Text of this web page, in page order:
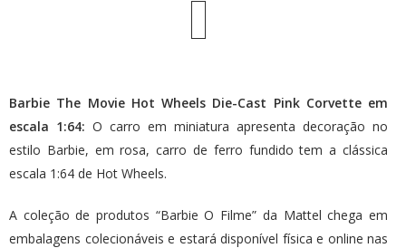
Barbie The Movie Hot Wheels Die-Cast Pink Corvette em
escala 1:64: O carro em miniatura apresenta decoração no
estilo Barbie, em rosa, carro de ferro fundido tem a clássica
escala 1:64 de Hot Wheels.
A coleção de produtos “Barbie O Filme” da Mattel chega em
embalagens colecionáveis e estará disponível física e online nas